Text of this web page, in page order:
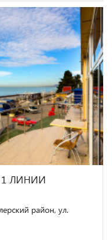
1 ЛИНИИ
район, ул.